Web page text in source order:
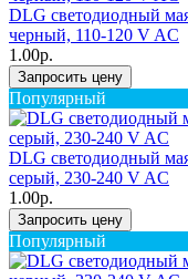
DLG светодиодный
черный, 110-120 V AC
1.00р.
Запросить цену
Популярный
DLG светодиодный
серый, 230-240 V AC
1.00р.
Запросить цену
Популярный